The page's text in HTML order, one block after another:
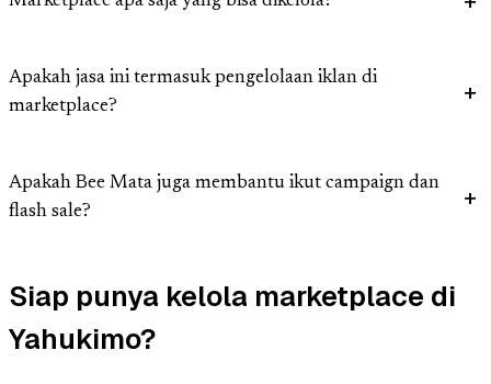
Apakah jasa ini termasuk pengelolaan iklan di
marketplace?
Apakah Bee Mata juga membantu ikut campaign dan
flash sale?
Siap punya kelola marketplace di
Yahukimo?